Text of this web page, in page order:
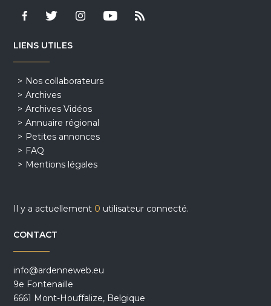
LIENS UTILES
Nos collaborateurs
Archives
Archives Vidéos
Annuaire régional
Petites annonces
FAQ
Mentions légales
Il y a actuellement 0 utilisateur connecté.
CONTACT
info@ardenneweb.eu
9e Fontenaille
6661 Mont-Houffalize, Belgique